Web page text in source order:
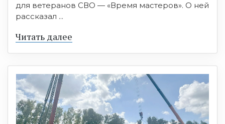
для ветеранов СВО — «Время мастеров». О ней
рассказал ...
Читать далее